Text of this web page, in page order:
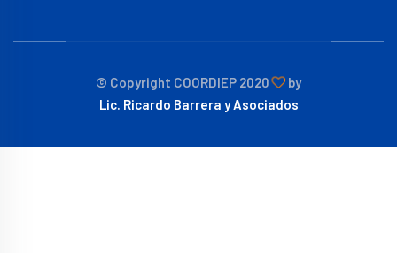
© Copyright COORDIEP 2020
by
Lic. Ricardo Barrera y Asociados